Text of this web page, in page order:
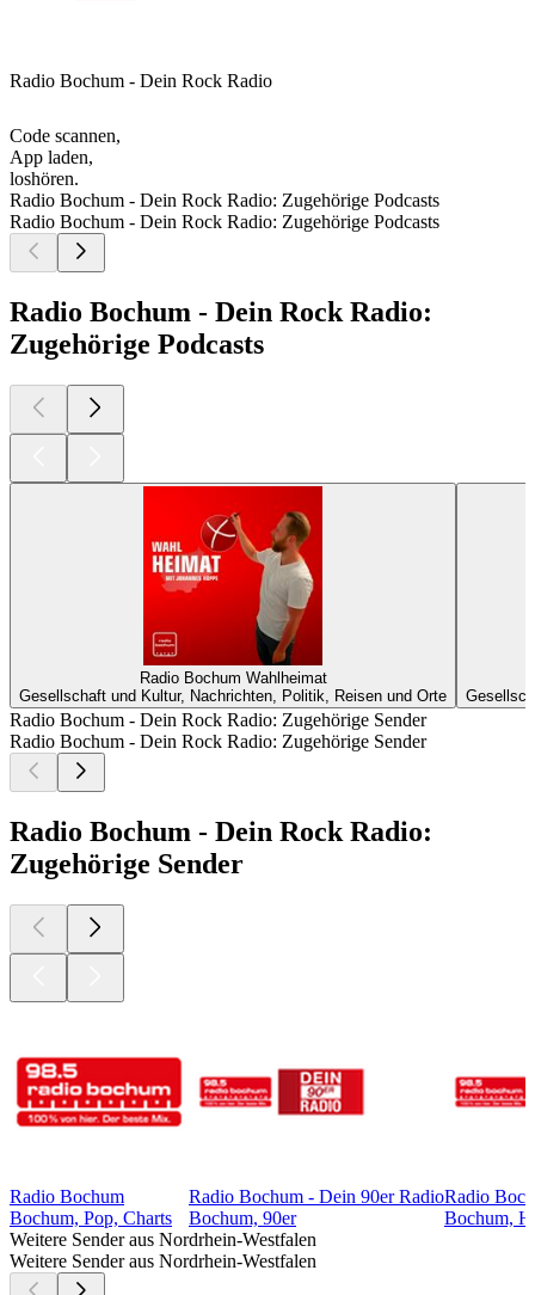
Radio Bochum - Dein Rock Radio
Code scannen,
App laden,
loshören.
Radio Bochum - Dein Rock Radio: Zugehörige Podcasts
Radio Bochum - Dein Rock Radio: Zugehörige Podcasts
Radio Bochum - Dein Rock Radio:
Zugehörige Podcasts
Radio Bochum Wahlheimat
Gesellschaft und Kultur, Nachrichten, Politik, Reisen und Orte
Radio Bochum - Dein Rock Radio: Zugehörige Sender
Radio Bochum - Dein Rock Radio: Zugehörige Sender
Radio Bochum - Dein Rock Radio:
Zugehörige Sender
Radio Bochum
Bochum, Pop, Charts
Radio Bochum - Dein 90er Radio
Bochum, 90er
Radio
Bochum,
Weitere Sender aus Nordrhein-Westfalen
Weitere Sender aus Nordrhein-Westfalen